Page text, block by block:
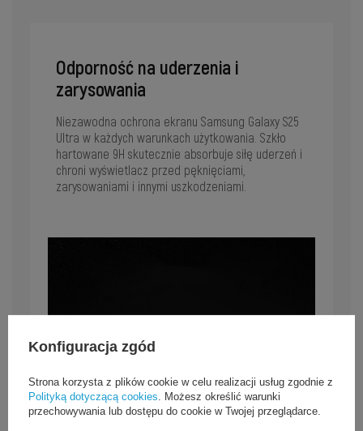
Odporność na uderzenia i
zarysowania
Niezawodna ochrona ekranu Samsung Galaxy S25
Ultra w każdych warunkach użytkowania. Szkło
hartowane 9H skutecznie absorbuje siłę uderzeń i
chroni wyświetlacz przed pęknięciami,
zarysowaniami i innymi uszkodzeniami.
Konfiguracja zgód
Strona korzysta z plików cookie w celu realizacji usług zgodnie z
Polityką dotyczącą cookies . Możesz określić warunki
przechowywania lub dostępu do cookie w Twojej przeglądarce.